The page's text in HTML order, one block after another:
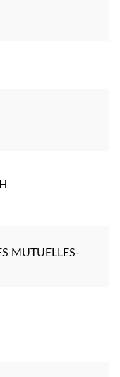
MUTUELLES-